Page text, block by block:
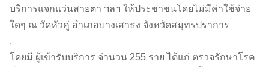
บริการแจกแว่นสายตา ฯลฯ ให้ประชาชนโดยไม่มีค่าใช้จ่าย
ใดๆ ณ วัดหัวคู่ อำเภอบางเสาธง จังหวัดสมุทรปราการ
.
โดยมี ผู้เข้ารับบริการ จำนวน 255 ราย ได้แก่ ตรวจรักษาโรค